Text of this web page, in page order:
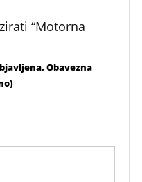
“Motorna
Obavezna